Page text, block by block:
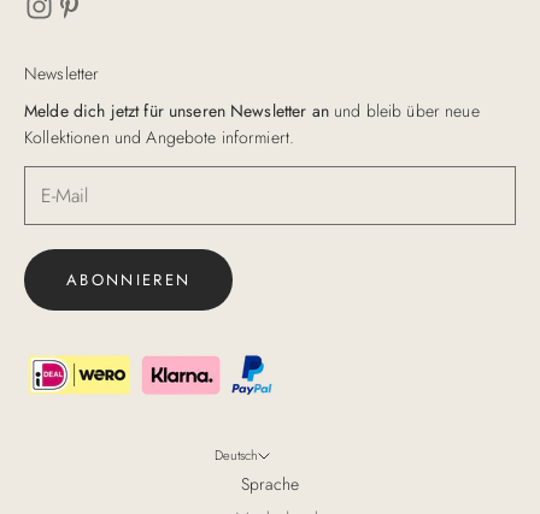
Newsletter
Melde dich jetzt für unseren Newsletter anund bleib über neue
Kollektionen und Angebote informiert.
ABONNIEREN
Deutsch
Sprache